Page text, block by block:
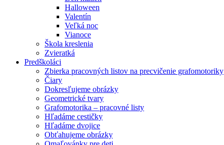
Halloween
Valentín
Veľká noc
Vianoce
Škola kreslenia
Zvieratká
Predškoláci
Zbierka pracovných listov na precvičenie grafomotoriky
Čiary
Dokresľujeme obrázky
Geometrické tvary
Grafomotorika – pracovné listy
Hľadáme cestičky
Hľadáme dvojice
Obťahujeme obrázky